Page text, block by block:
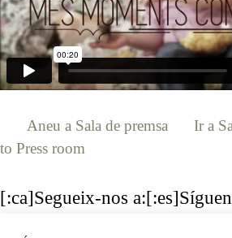
Aneu a Sala de premsa Ir a
to Press room
[:ca]Segueix-nos